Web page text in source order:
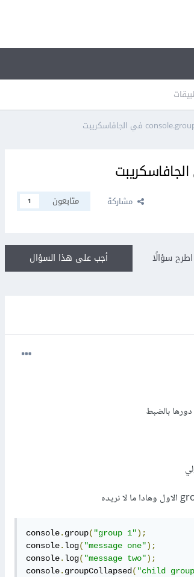
مشاركة متابعون 1
أجب على هذا السؤال اطرح سؤالًا
بالضبط
console. group( "group 1");
console. log( "message one");
console. log( "message two");
console. groupCollapsed ( "child